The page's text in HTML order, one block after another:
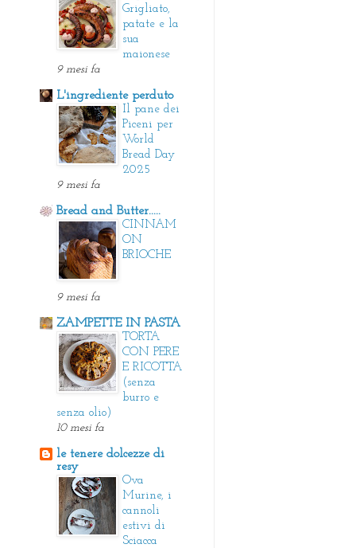
Grigliato,
patate e la
sua
maionese
9 mesi fa
L'ingrediente perduto
Il pane dei
Piceni per
World
Bread Day
2025
9 mesi fa
Bread and Butter.....
CINNAM
ON
BRIOCHE
9 mesi fa
ZAMPETTE IN PASTA
TORTA
CON PERE
E RICOTTA
(senza
burro e
senza olio)
10 mesi fa
le tenere dolcezze di
resy
Ova
Murine, i
cannoli
estivi di
Sciacca